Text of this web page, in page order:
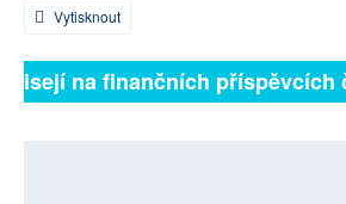
Vytisknout
na finančních příspěvcích